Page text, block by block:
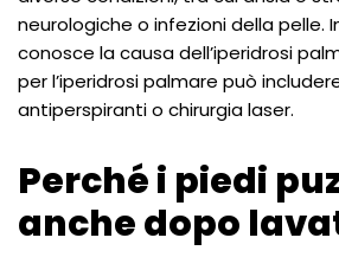
neurologiche o infezioni della pelle.
conosce la causa dell’iperidrosi
per l’iperidrosi palmare può
antiperspiranti o chirurgia laser.
Perché i piedi
anche dopo